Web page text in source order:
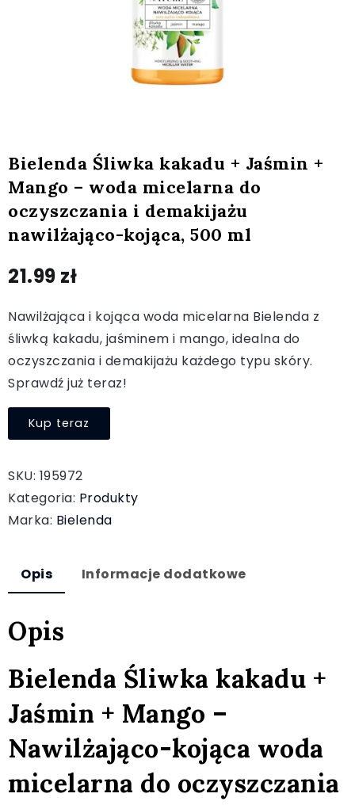
Bielenda Śliwka kakadu + Jaśmin +
Mango – woda micelarna do
oczyszczania i demakijażu
nawilżająco-kojąca, 500 ml
21.99 zł
Nawilżająca i kojąca woda micelarna Bielenda z
śliwką kakadu, jaśminem i mango, idealna do
oczyszczania i demakijażu każdego typu skóry.
Sprawdź już teraz!
Kup teraz
SKU: 195972
Kategoria: Produkty
Marka: Bielenda
Opis Informacje dodatkowe
Opis
Bielenda Śliwka kakadu +
Jaśmin + Mango –
Nawilżająco-kojąca woda
micelarna do oczyszczania